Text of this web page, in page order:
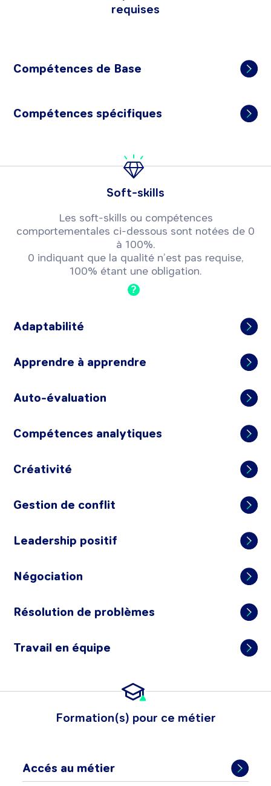
requises
Compétences de Base
Compétences spécifiques
Soft-skills
Les soft-skills ou compétences
comportementales ci-dessous sont notées de 0
à 100%.
0 indiquant que la qualité n’est pas requise,
100% étant une obligation.
?
Adaptabilité
Apprendre à apprendre
Auto-évaluation
Compétences analytiques
Créativité
Gestion de conflit
Leadership positif
Négociation
Résolution de problèmes
Travail en équipe
Formation(s) pour ce métier
Accés au métier